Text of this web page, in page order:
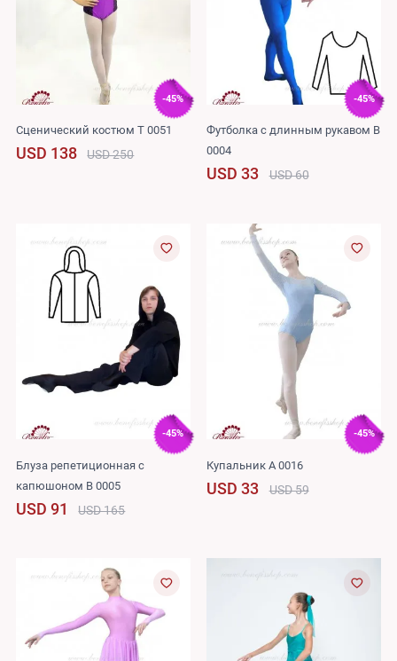
-45%
Сценический костюм T 0051
USD 138 USD 250
-45%
Футболка с длинным рукавом B
0004
USD 33 USD 60
-45%
Блуза репетиционная с
капюшоном B 0005
USD 91 USD 165
-45%
Купальник A 0016
USD 33 USD 59